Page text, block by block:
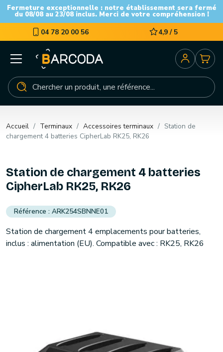
Fermeture exceptionnelle : notre établissement sera fermé
du 08/08 au 23/08 inclus. Merci de votre compréhension !
04 78 20 00 56 4,9 / 5
Accueil Terminaux Accessoires terminaux
Station de
chargement 4 batteries CipherLab RK25, RK26
Station de chargement 4 batteries
CipherLab RK25, RK26
ARK254SBNNE01
Station de chargement 4 emplacements pour batteries,
inclus : alimentation (EU). Compatible avec : RK25, RK26